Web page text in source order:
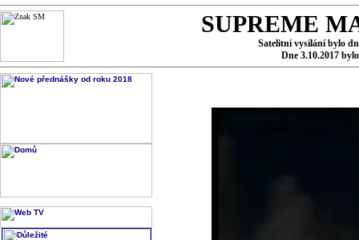
SUPREME
Satelitní vysílání bylo
Dne 3.10.2017